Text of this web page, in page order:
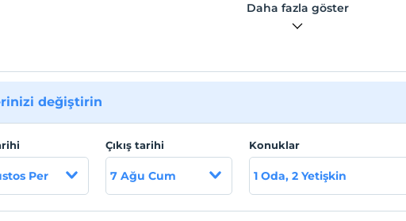
Daha fazla göster
değiştirin
Per
Çıkış tarihi
7 Ağu Cum
Konuklar
1 Oda, 2 Yetişkin